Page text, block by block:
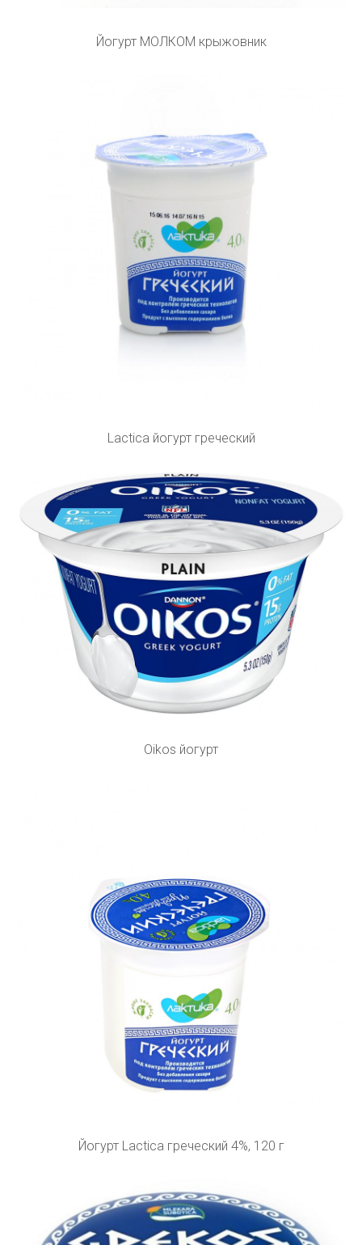
Йогурт МОЛКОМ крыжовник
Lactica йогурт греческий
Oikos йогурт
Йогурт Lactica греческий 4%, 120 г